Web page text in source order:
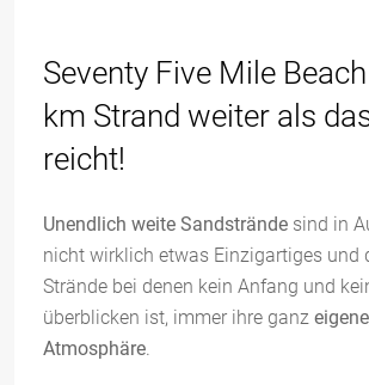
Seventy Five Mile
km Strand weiter als
reicht!
Unendlich weite Sandstrände sind in
nicht wirklich etwas Einzigartiges und
Strände bei denen kein Anfang und
überblicken ist, immer ihre ganz
Atmosphäre.